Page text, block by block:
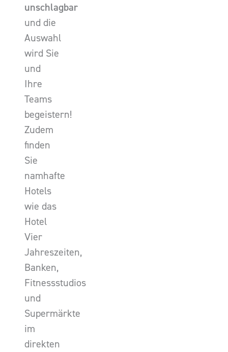
unschlagbar
und die
Auswahl
wird Sie
und
Ihre
Teams
begeistern!
Zudem
finden
Sie
namhafte
Hotels
wie das
Hotel
Vier
Jahreszeiten,
Banken,
Fitnessstudios
und
Supermärkte
im
direkten